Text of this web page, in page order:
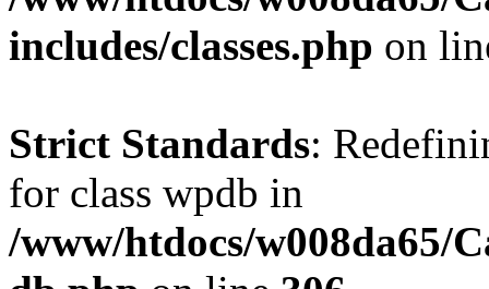
includes/classes.php on
Strict Standards:
for class wpdb in
/www/htdocs/w008da65/